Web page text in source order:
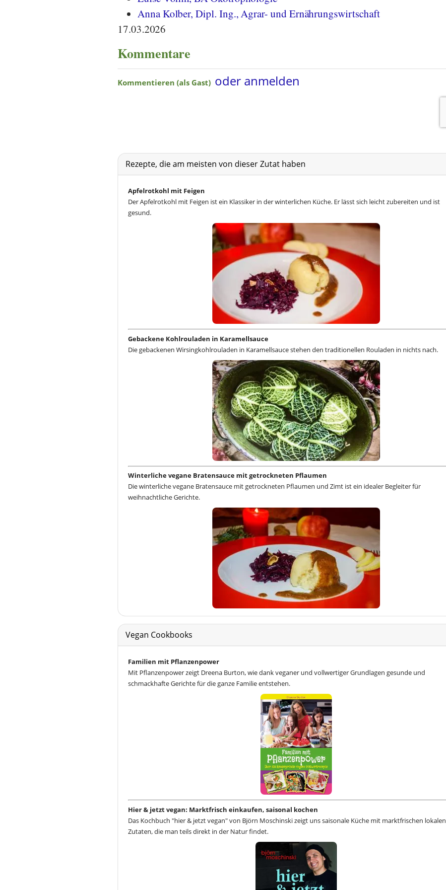
Anna Kolber, Dipl. Ing., Agrar- und Ernährungswirtschaft
17.03.2026
Kommentare
Rezepte, die am meisten von dieser Zutat haben
Apfelrotkohl mit Feigen
Der Apfelrotkohl mit Feigen ist ein Klassiker in der winterlichen Küche. Er lässt sich leicht zubereiten und ist
gesund.
Gebackene Kohlrouladen in Karamellsauce
Die gebackenen Wirsingkohlrouladen in Karamellsauce stehen den traditionellen Rouladen in nichts nach.
Winterliche vegane Bratensauce mit getrockneten Pflaumen
Die winterliche vegane Bratensauce mit getrockneten Pflaumen und Zimt ist ein idealer Begleiter für
weihnachtliche Gerichte.
Vegan Cookbooks
Familien mit Pflanzenpower
Mit Pflanzenpower zeigt Dreena Burton, wie dank veganer und vollwertiger Grundlagen gesunde und
schmackhafte Gerichte für die ganze Familie entstehen.
Hier & jetzt vegan: Marktfrisch einkaufen, saisonal kochen
Das Kochbuch "hier & jetzt vegan" von Björn Moschinski zeigt uns saisonale Küche mit marktfrischen lokalen
Zutaten, die man teils direkt in der Natur findet.